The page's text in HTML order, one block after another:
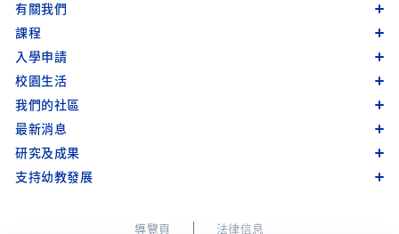
有關我們
課程
入學申請
校園生活
我們的社區
最新消息
研究及成果
支持幼教發展
導覽頁 法律信息